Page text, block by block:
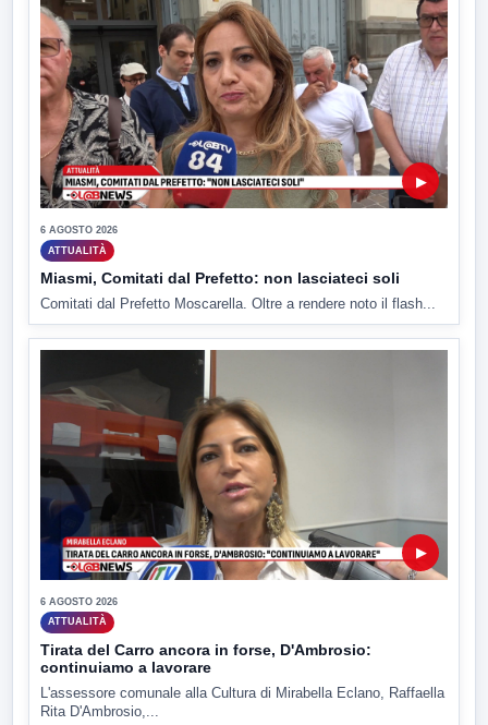
▶
6 AGOSTO 2026
ATTUALITÀ
Miasmi, Comitati dal Prefetto: non lasciateci soli
Comitati dal Prefetto Moscarella. Oltre a rendere noto il flash...
▶
6 AGOSTO 2026
ATTUALITÀ
Tirata del Carro ancora in forse, D'Ambrosio:
continuiamo a lavorare
L'assessore comunale alla Cultura di Mirabella Eclano, Raffaella
Rita D'Ambrosio,...